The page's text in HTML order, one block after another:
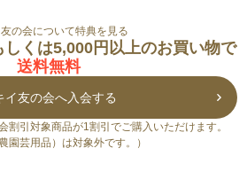
の会について特典を見る
しくは5,000円以上のお買い物で
送料無料
イ友の会へ入会する
割引対象商品が1割引でご購入いただけます。
園芸用品）は対象外です。）